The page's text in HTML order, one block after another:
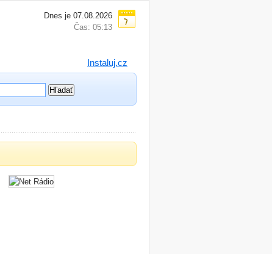
Dnes je 07.08.2026
Čas: 05:13
Instaluj.cz